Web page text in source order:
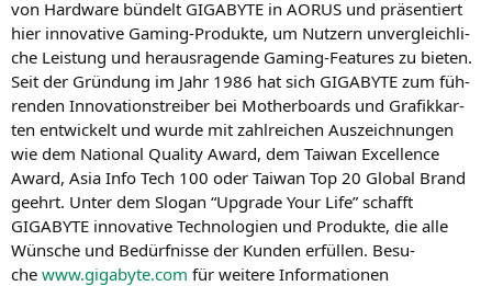
von Hard­ware bün­delt GIGABYTE in AORUS und prä­sen­tiert
hier inno­va­ti­ve Gam­ing-Pro­duk­te, um Nut­zern unver­gleich­li­
che Leis­tung und her­aus­ra­gen­de Gam­ing-Fea­tures zu bie­ten.
Seit der Grün­dung im Jahr 1986 hat sich GIGABYTE zum füh­
ren­den Inno­va­ti­ons­trei­ber bei Mother­boards und Gra­fik­kar­
ten ent­wi­ckelt und wur­de mit zahl­rei­chen Aus­zeich­nun­gen
wie dem Natio­nal Qua­li­ty Award, dem Tai­wan Excel­lence
Award, Asia Info Tech 100 oder Tai­wan Top 20 Glo­bal Brand
geehrt. Unter dem Slo­gan “Upgrade Your Life” schafft
GIGABYTE inno­va­ti­ve Tech­no­lo­gien und Pro­duk­te, die alle
Wün­sche und Bedürf­nis­se der Kun­den erfül­len. Besu­
che www.gigabyte.com für wei­te­re Informationen